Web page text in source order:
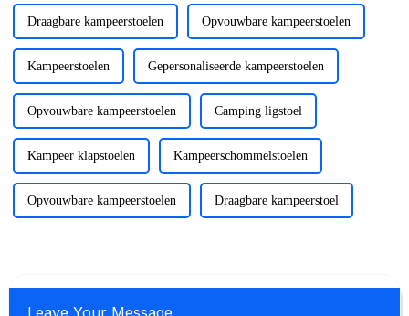
Draagbare kampeerstoelen Opvouwbare kampeerstoelen
Kampeerstoelen Gepersonaliseerde kampeerstoelen
Opvouwbare kampeerstoelen Camping ligstoel
Kampeer klapstoelen Kampeerschommelstoelen
Opvouwbare kampeerstoelen Draagbare kampeerstoel
Leave Your Message